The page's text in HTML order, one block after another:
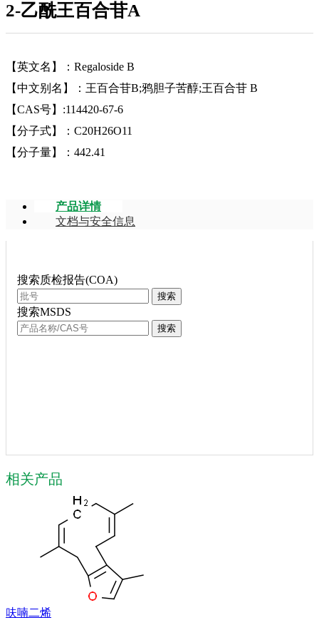
2-乙酰王百合苷A
【英文名】：Regaloside B
【中文别名】：王百合苷B;鸦胆子苦醇;王百合苷 B
【CAS号】:114420-67-6
【分子式】：C20H26O11
【分子量】：442.41
产品详情
文档与安全信息
搜索质检报告(COA)
搜索
搜索MSDS
搜索
相关产品
呋喃二烯